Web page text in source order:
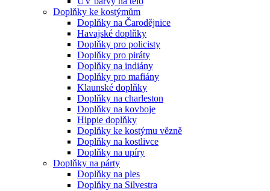
Doplňky ke kostýmům
Doplňky na Čarodějnice
Havajské doplňky
Doplňky pro policisty
Doplňky pro piráty
Doplňky na indiány
Doplňky pro mafiány
Klaunské doplňky
Doplňky na charleston
Doplňky na kovboje
Hippie doplňky
Doplňky ke kostýmu vězně
Doplňky na kostlivce
Doplňky na upíry
Doplňky na párty
Doplňky na ples
Doplňky na Silvestra